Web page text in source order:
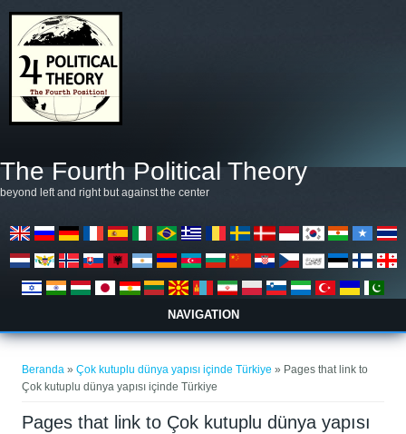
The Fourth Political Theory
beyond left and right but against the center
NAVIGATION
Beranda »Çok kutuplu dünya yapısı içinde Türkiye » Pages that link to
Çok kutuplu dünya yapısı içinde Türkiye
Pages that link to Çok kutuplu dünya yapısı